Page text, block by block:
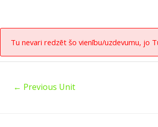
Tu nevari redzēt šo vienību/uzdevumu, jo
← Previous Unit